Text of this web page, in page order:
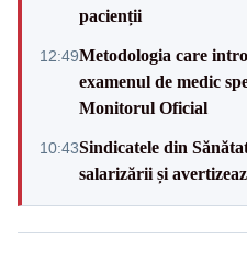
pacienții
12:49Metodologia care
examenul de medic
Monitorul Oficial
10:43Sindicatele din
salarizării și